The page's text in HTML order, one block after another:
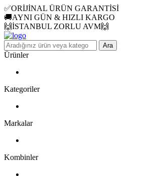
✅ORİJİNAL ÜRÜN GARANTİSİ
🚚AYNI GÜN & HIZLI KARGO
🙌İSTANBUL ZORLU AVM🙌
Ara
Ürünler
Kategoriler
Markalar
Kombinler